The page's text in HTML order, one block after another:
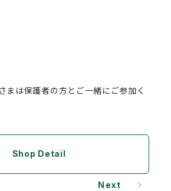
まは保護者の方とご一緒にご参加く
Shop Detail
Next